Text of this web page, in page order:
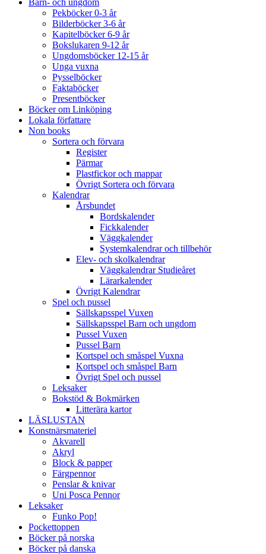
Barn- och ungdom
Pekböcker 0-3 år
Bilderböcker 3-6 år
Kapitelböcker 6-9 år
Bokslukaren 9-12 år
Ungdomsböcker 12-15 år
Unga vuxna
Pysselböcker
Faktaböcker
Presentböcker
Böcker om Linköping
Lokala författare
Non books
Sortera och förvara
Register
Pärmar
Plastfickor och mappar
Övrigt Sortera och förvara
Kalendrar
Årsbundet
Bordskalender
Fickkalender
Väggkalender
Systemkalendrar och tillbehör
Elev- och skolkalendrar
Väggkalendrar Studieåret
Lärarkalender
Övrigt Kalendrar
Spel och pussel
Sällskapsspel Vuxen
Sällskapsspel Barn och ungdom
Pussel Vuxen
Pussel Barn
Kortspel och småspel Vuxna
Kortspel och småspel Barn
Övrigt Spel och pussel
Leksaker
Bokstöd & Bokmärken
Litterära kartor
LÄSLUSTAN
Konstnärsmateriel
Akvarell
Akryl
Block & papper
Färgpennor
Penslar & knivar
Uni Posca Pennor
Leksaker
Funko Pop!
Pockettoppen
Böcker på norska
Böcker på danska